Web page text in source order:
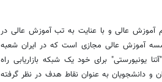
آموزش عالی و با عنایت به تب آموزش عالی در
آموزش عالی مجازی است که در ایران شعبه
یونیورستی" برای خود یک شبکه بازاریابی راه
و دانشجویان به عنوان نقاط هدف در نظر گرفته